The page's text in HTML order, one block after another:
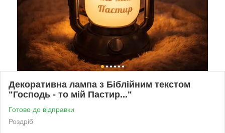
Декоративна лампа з Біблійним текстом
"Господь - то мій Пастир..."
Готово до відправки
Роздріб